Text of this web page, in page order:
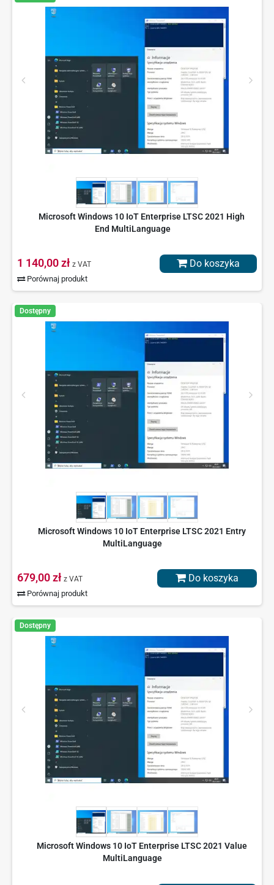
Microsoft Windows 10 IoT Enterprise LTSC 2021 High
End MultiLanguage
1 140,00 zł z VAT
Porównaj produkt
Do koszyka
Dostępny
Microsoft Windows 10 IoT Enterprise LTSC 2021 Entry
MultiLanguage
679,00 zł z VAT
Porównaj produkt
Do koszyka
Dostępny
Microsoft Windows 10 IoT Enterprise LTSC 2021 Value
MultiLanguage